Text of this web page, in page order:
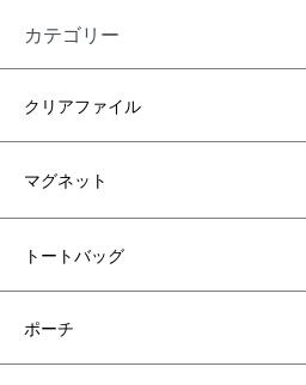
カテゴリー
クリアファイル
マグネット
トートバッグ
ポーチ